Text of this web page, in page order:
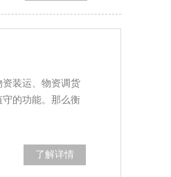
装运、物资调货
的功能。那么衡
了解详情